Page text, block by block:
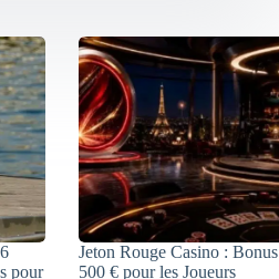
pour
Jeton Rouge Casino : Bonus
500 € pour les Joueurs